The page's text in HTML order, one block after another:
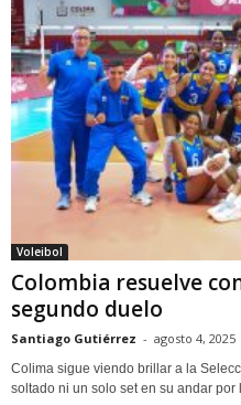
Voleibol
Colombia resuelve
segundo duelo
Santiago Gutiérrez - agosto 4, 2025
Colima sigue viendo brillar a la
soltado ni un solo set en su andar